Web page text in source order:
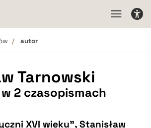
autor
Tarnowski
2 czasopismach
XVI wieku", Stanisław